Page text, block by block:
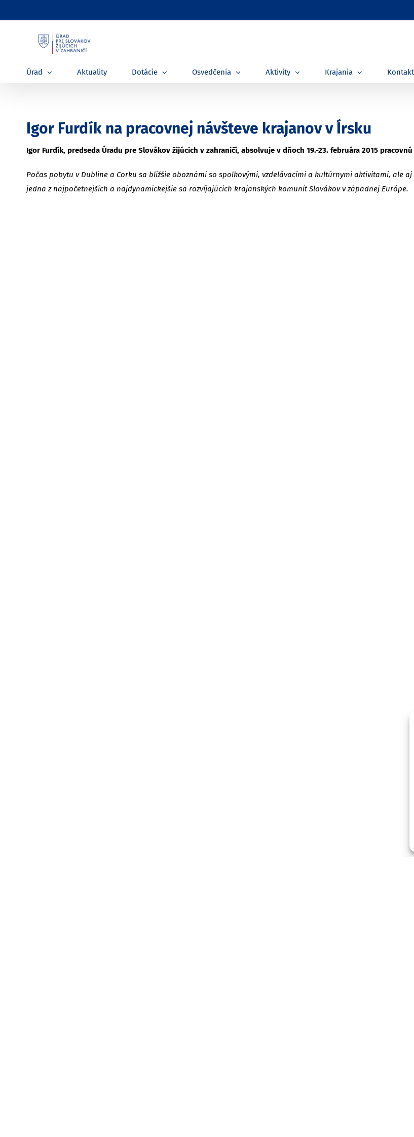
to
Úrad Aktuality Dotácie Osvedčenia Aktivity Krajania
Igor Furdík na pracovnej návšteve krajanov v Írsku
Igor Furdík, predseda Úradu pre Slovákov žijúcich v zahraničí, absolvuje v dňoch 19.-23. februára 2015
Počas pobytu v Dubline a Corku sa bližšie oboznámi so spolkovými, vzdelávacími a kultúrnymi aktivitami, ale
jedna z najpočetnejších a najdynamickejšie sa rozvíjajúcich krajanských komunít Slovákov v západnej Európe.